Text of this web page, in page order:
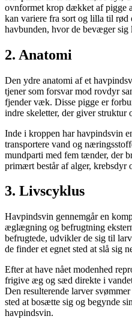
ovnformet krop dækket af pigge
kan variere fra sort og lilla til rød
havbunden, hvor de bevæger
2. Anatomi
Den ydre anatomi af et
tjener som forsvar mod rovdyr
fjender væk. Disse pigge er
indre skeletter, der giver struktur
Inde i kroppen har havpindsvin
transportere vand og
mundparti med fem tænder, der
primært består af alger, krebsdyr
3. Livscyklus
Havpindsvin gennemgår en
æglægning og befrugtning
befrugtede, udvikler de sig til
de finder et egnet sted at slå sig
Efter at have nået modenhed
frigive æg og sæd direkte i
Den resulterende larver
sted at bosætte sig og begynde
havpindsvin.